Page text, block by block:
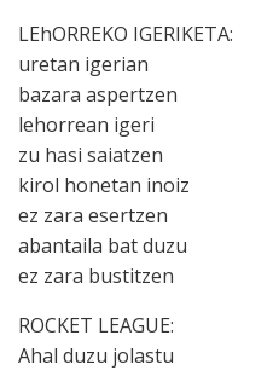
LEhORREKO IGERIKETA:
uretan igerian
bazara aspertzen
lehorrean igeri
zu hasi saiatzen
kirol honetan inoiz
ez zara esertzen
abantaila bat duzu
ez zara bustitzen
ROCKET LEAGUE:
Ahal duzu jolastu